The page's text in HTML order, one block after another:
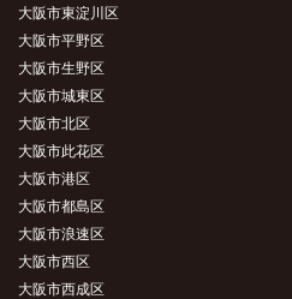
大阪市東淀川区
大阪市平野区
大阪市生野区
大阪市城東区
大阪市北区
大阪市此花区
大阪市港区
大阪市都島区
大阪市浪速区
大阪市西区
大阪市西成区